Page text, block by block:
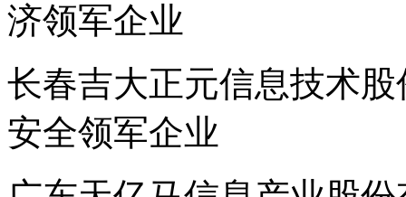
济领军企业
长春吉大正元信息技术
安全领军企业